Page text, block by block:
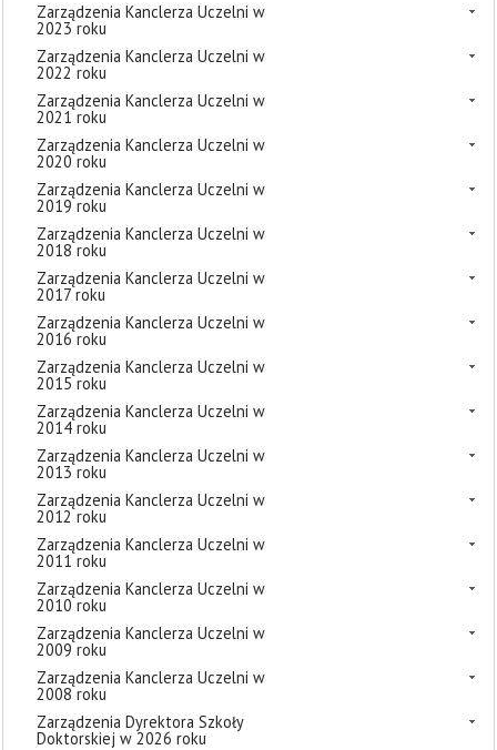
Zarządzenia Kanclerza Uczelni w
2023 roku
Zarządzenia Kanclerza Uczelni w
2022 roku
Zarządzenia Kanclerza Uczelni w
2021 roku
Zarządzenia Kanclerza Uczelni w
2020 roku
Zarządzenia Kanclerza Uczelni w
2019 roku
Zarządzenia Kanclerza Uczelni w
2018 roku
Zarządzenia Kanclerza Uczelni w
2017 roku
Zarządzenia Kanclerza Uczelni w
2016 roku
Zarządzenia Kanclerza Uczelni w
2015 roku
Zarządzenia Kanclerza Uczelni w
2014 roku
Zarządzenia Kanclerza Uczelni w
2013 roku
Zarządzenia Kanclerza Uczelni w
2012 roku
Zarządzenia Kanclerza Uczelni w
2011 roku
Zarządzenia Kanclerza Uczelni w
2010 roku
Zarządzenia Kanclerza Uczelni w
2009 roku
Zarządzenia Kanclerza Uczelni w
2008 roku
Zarządzenia Dyrektora Szkoły
Doktorskiej w 2026 roku